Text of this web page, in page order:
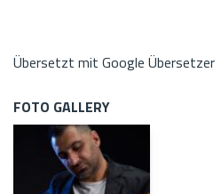
Übersetzt mit Google Übersetzer
FOTO GALLERY